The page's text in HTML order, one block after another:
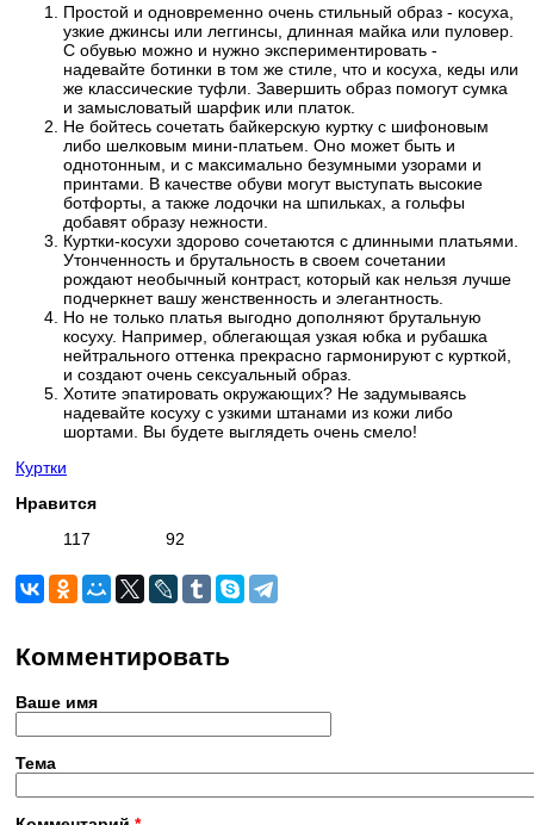
Простой и одновременно очень стильный образ - косуха,
узкие джинсы или леггинсы, длинная майка или пуловер.
С обувью можно и нужно экспериментировать -
надевайте ботинки в том же стиле, что и косуха, кеды или
же классические туфли. Завершить образ помогут сумка
и замысловатый шарфик или платок.
Не бойтесь сочетать байкерскую куртку с шифоновым
либо шелковым мини-платьем. Оно может быть и
однотонным, и с максимально безумными узорами и
принтами. В качестве обуви могут выступать высокие
ботфорты, а также лодочки на шпильках, а гольфы
добавят образу нежности.
Куртки-косухи здорово сочетаются с длинными платьями.
Утонченность и брутальность в своем сочетании
рождают необычный контраст, который как нельзя лучше
подчеркнет вашу женственность и элегантность.
Но не только платья выгодно дополняют брутальную
косуху. Например, облегающая узкая юбка и рубашка
нейтрального оттенка прекрасно гармонируют с курткой,
и создают очень сексуальный образ.
Хотите эпатировать окружающих? Не задумываясь
надевайте косуху с узкими штанами из кожи либо
шортами. Вы будете выглядеть очень смело!
Куртки
Нравится
117
92
Комментировать
Ваше имя
Тема